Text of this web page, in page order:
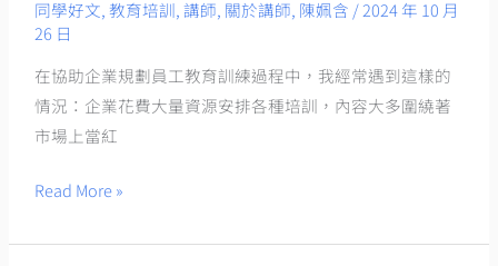
同學好文,教育培訓,講師, 關於講師, 陳姵含 /2024 年 10 月
26 日
在協助企業規劃員工教育訓練過程中，我經常遇到這樣的
情況：企業花費大量資源安排各種培訓，內容大多圍繞著
市場上當紅
練，
卻
還
是
無
提
組
Read More »